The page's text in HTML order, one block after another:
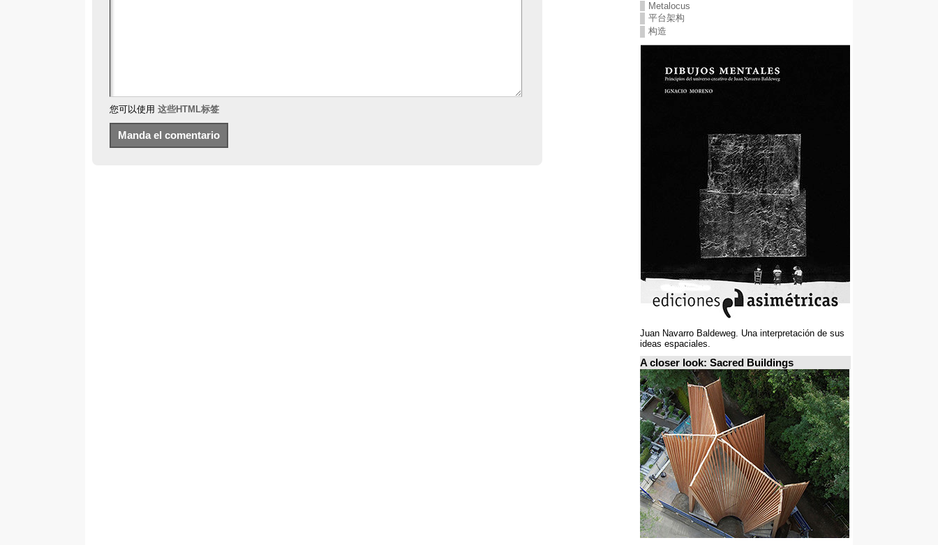
您可以使用 这些HTML标签
Metalocus
平台架构
构造
Juan Navarro Baldeweg. Una interpretación de sus
ideas espaciales.
A closer look: Sacred Buildings